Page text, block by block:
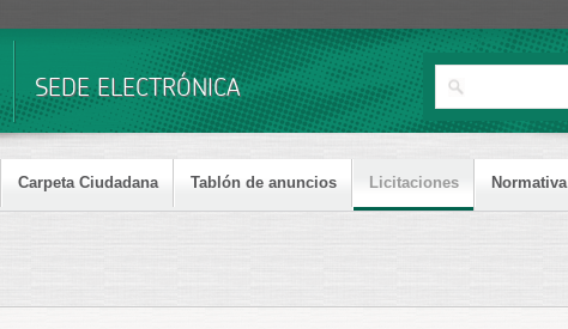
contenido
principal
SEDE ELECTRÓNICA
Carpeta Ciudadana Tablón de anuncios Licitaciones Normativa